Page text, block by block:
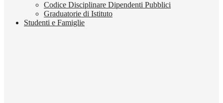
Codice Disciplinare Dipendenti Pubblici
Graduatorie di Istituto
Studenti e Famiglie